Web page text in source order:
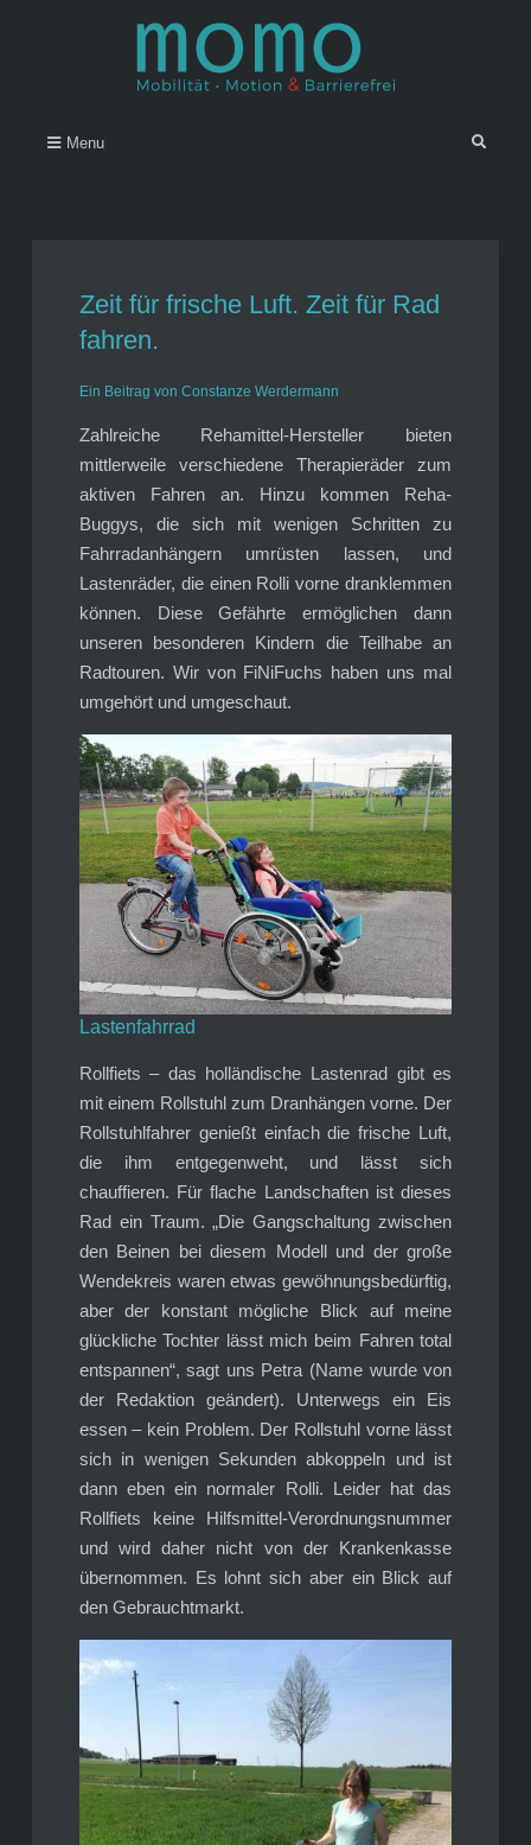
Menu Search
Zeit für frische Luft. Zeit für Rad
fahren.
Ein Beitrag von Constanze Werdermann
Zahlreiche Rehamittel-Hersteller bieten
mittlerweile verschiedene Therapieräder zum
aktiven Fahren an. Hinzu kommen Reha-
Buggys, die sich mit wenigen Schritten zu
Fahrradanhängern umrüsten lassen, und
Lastenräder, die einen Rolli vorne dranklemmen
können. Diese Gefährte ermöglichen dann
unseren besonderen Kindern die Teilhabe an
Radtouren. Wir von FiNiFuchs haben uns mal
umgehört und umgeschaut.
Lastenfahrrad
Rollfiets – das holländische Lastenrad gibt es
mit einem Rollstuhl zum Dranhängen vorne. Der
Rollstuhlfahrer genießt einfach die frische Luft,
die ihm entgegenweht, und lässt sich
chauffieren. Für flache Landschaften ist dieses
Rad ein Traum. „Die Gangschaltung zwischen
den Beinen bei diesem Modell und der große
Wendekreis waren etwas gewöhnungsbedürftig,
aber der konstant mögliche Blick auf meine
glückliche Tochter lässt mich beim Fahren total
entspannen“, sagt uns Petra (Name wurde von
der Redaktion geändert). Unterwegs ein Eis
essen – kein Problem. Der Rollstuhl vorne lässt
sich in wenigen Sekunden abkoppeln und ist
dann eben ein normaler Rolli. Leider hat das
Rollfiets keine Hilfsmittel-Verordnungsnummer
und wird daher nicht von der Krankenkasse
übernommen. Es lohnt sich aber ein Blick auf
den Gebrauchtmarkt.